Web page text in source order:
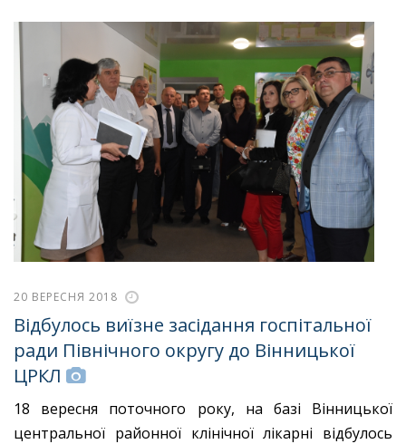
20 ВЕРЕСНЯ 2018
Відбулось виїзне засідання госпітальної
ради Північного округу до Вінницької
ЦРКЛ
18 вересня поточного року, на базі Вінницької
центральної районної клінічної лікарні відбулось